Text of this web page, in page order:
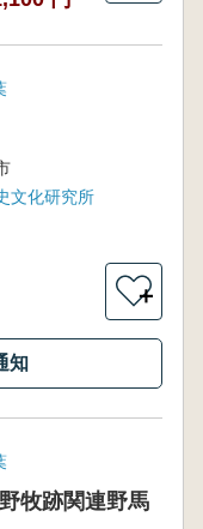
文化研究所
＋
知
牧跡関連野馬